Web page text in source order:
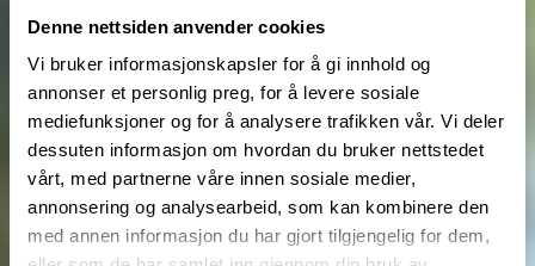
Denne nettsiden anvender cookies
Vi bruker informasjonskapsler for å gi innhold og
annonser et personlig preg, for å levere sosiale
mediefunksjoner og for å analysere trafikken vår. Vi deler
dessuten informasjon om hvordan du bruker nettstedet
vårt, med partnerne våre innen sosiale medier,
annonsering og analysearbeid, som kan kombinere den
med annen informasjon du har gjort tilgjengelig for dem,